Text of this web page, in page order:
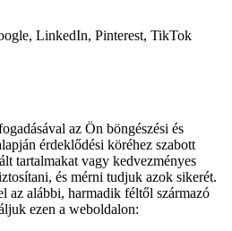
LinkedIn, Pinterest, TikTok
az Ön böngészési és
érdeklődési köréhez szabott
tartalmakat vagy kedvezményes
és mérni tudjuk azok sikerét.
az alábbi, harmadik féltől származó
ezen a weboldalon: